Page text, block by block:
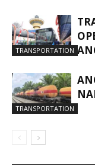
TRANSPORTATION
TRANSPORTATION